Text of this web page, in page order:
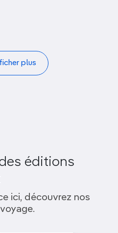
plus
éditions
ici, découvrez nos